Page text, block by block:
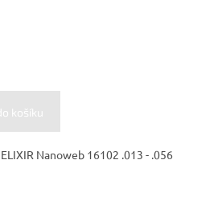
košíku
Nanoweb 16102 .013 - .056